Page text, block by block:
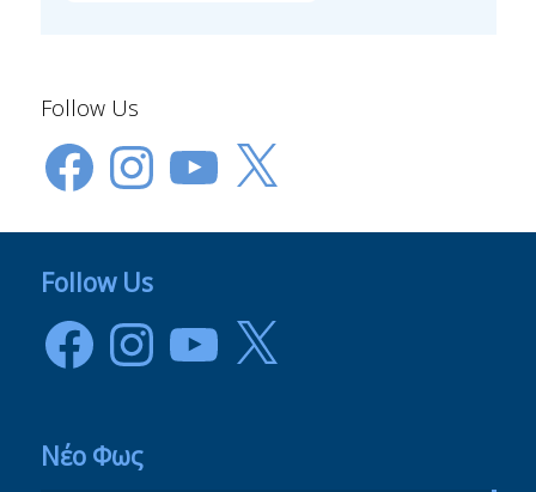
Follow Us
FacebookInstagramYouTube
X
Follow Us
FacebookInstagramYouTube
X
Νέο Φως